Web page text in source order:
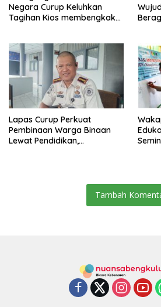
Negara Curup Keluhkan
Tagihan Kios membengkak
Lapas Curup Perkuat
Pembinaan Warga Binaan
Lewat Pendidikan,
Tambah